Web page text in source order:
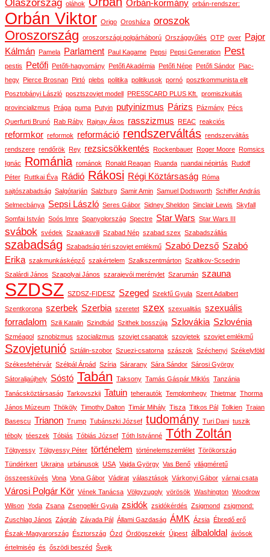
Olaszország oláhok Orbán-kormány orbán-rendszer:
Orbán Viktor Origo Orosháza oroszok
Oroszország oroszországi polgárháború Országgyűlés OTP over
Pajor
Kálmán Pamela Parlament Paul Kagame Pepsi Pepsi Generation Pest
pestis Petőfi Petőfi-hagyomány Petőfi Akadémia Petőfi Népe Petőfi Sándor Piac-
hegy Pierce Brosnan Pirtó plebs politika politikusok pornó posztkommunista elit
Posztobányi László posztszovjet modell PRESSCARD PLUS Kft.
promiszkuitás
provincializmus Prága puma Putyin putyinizmus Párizs Pázmány Pécs
Querfurti Brunó Rab Ráby Rajnay Ákos rasszizmus REAC reakciós
reformkor reformok reformáció rendszerváltás rendszerváltás
rendszere rendőrök Rey rezsicsökkentés Rockenbauer Roger Moore Romsics
Ignác
Románia románok Ronald Reagan Ruanda ruandai népirtás Rudolf
Péter Ruttkai Éva Rádió Rákosi Régi Köztársaság Róma
sajtószabadság Salgótarján Salzburg Samir Amin Samuel Dodsworth Schiffer András
Selmecbánya Sepsi László Seres Gábor Sidney Sheldon Sinclair Lewis Skyfall
Somfai István Soós Imre Spanyolország Spectre Star Wars Star Wars III
svábok svédek Szaakasvili Szabad Nép szabad szex Szabadszállás
szabadság Szabadság téri szovjet emlékmű Szabó Dezső Szabó
Erika szakmunkásképző szakértelem Szalkszentmárton Szaltikov-Scsedrin
Szalárdi János Szapolyai János szarajevói merénylet Szarumán szauna
SZDSZ SZDSZ-FIDESZ Szeged Szekfű Gyula Szent Adalbert
Szentkorona szerbek Szerbia szeretet szex szexualitás szexuális
forradalom Szili Katalin Szindbád Szithek bosszúja Szlovákia Szlovénia
Szméagol sznobizmus szocializmus szovjet csapatok szovjetek szovjet emlékmű
Szovjetunió Sztálin-szobor Szuezi-csatorna szászok Széchenyi Székelyföld
Székesfehérvár Szélpál Árpád Szíria Sárarany Sára Sándor Sárosi György
Sátoraljaújhely Sóstó Tabán Taksony Tamás Gáspár Miklós Tanzánia
Tanácsköztársaság Tarkovszkij Tatuin teherautók Templomhegy Thietmar Thorma
János Múzeum Thököly Timothy Dalton Timár Mihály Tisza Titkos Pál Tolkien Traian
Basescu Trianon Trump Tubánszki József tudomány Turi Dani tuszik
téboly téeszek Tóbiás Tóbiás József Tóth Istvánné Tóth Zoltán
Tölgyessy Tölgyessy Péter történelem történelemszemlélet Törökország
Tündérkert Ukrajna urbánusok USA Vajda György Vas Benő világméretű
összeesküvés Vona Vona Gábor Vádirat választások Várkonyi Gábor várnai csata
Városi Polgár Kör Vének Tanácsa Völgyzugoly vörösök Washington Woodrow
Wilson Yoda Zsana Zsengellér Gyula zsidók zsidókérdés Zsigmond zsigmond:
Zuschlag János Zágráb Závada Pál Állami Gazdaság ÁMK Ázsia Ébredő erő
Észak-Magyarország Észtország Ózd Ördögszekér Újpest álbaloldal
ávósok
értelmiség és őszödi beszéd Švejk